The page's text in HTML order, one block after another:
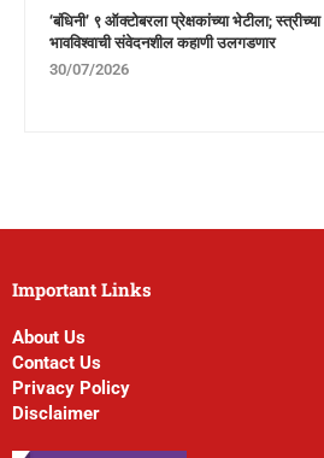
‘बंधिनी’ ९ ऑक्टोबरला प्रेक्षकांच्या भेटीला; स्त्रीच्या
भावविश्वाची संवेदनशील कहाणी उलगडणार
30/07/2026
Important Links
About Us
Contact Us
Privacy Policy
Disclaimer